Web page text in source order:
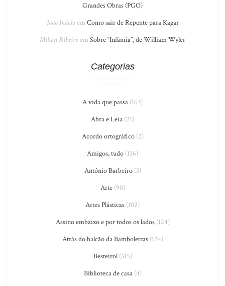
Grandes Obras (PGO)
João Inácioem Como sair de Repente para Kagar
Milton Ribeiroem Sobre “Infâmia”, de William Wyler
Categorias
A vida que passa (163)
Abra e Leia (21)
Acordo ortográfico(2)
Amigos, tudo (136)
António Barbeiro(3)
Arte(90)
Artes Plásticas (102)
Assino embaixo e por todos os lados(124)
Atrás do balcão da Bamboletras(124)
Besteirol(315)
Biblioteca de casa(4)